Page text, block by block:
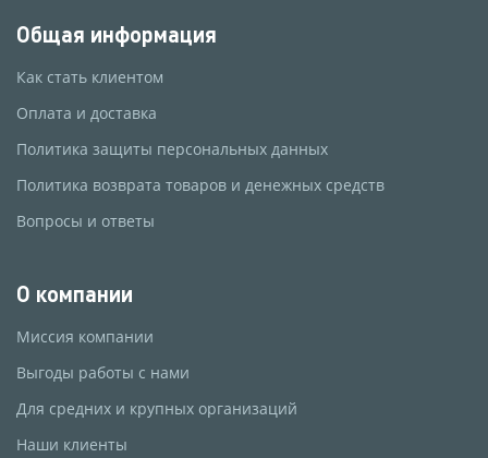
Общая информация
Как стать клиентом
Оплата и доставка
Политика защиты персональных данных
Политика возврата товаров и денежных средств
Вопросы и ответы
О компании
Миссия компании
Выгоды работы с нами
Для средних и крупных организаций
Наши клиенты